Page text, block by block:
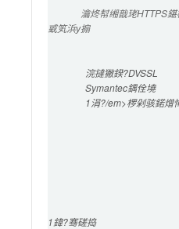
瀹炵幇缃戠珯HTTPS
戜笂浜у搧
浣撻獙鍨?DVSSL
Symantec鍝佺墝
1涓?/em>椤剁骇鍩熷
1鍏?骞磋捣